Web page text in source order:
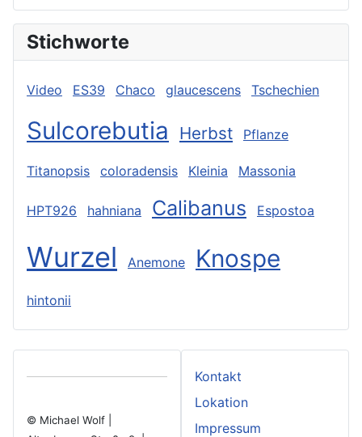
Stichworte
Video ES39 Chaco glaucescens Tschechien
Sulcorebutia Herbst Pflanze
Titanopsis coloradensis Kleinia Massonia
HPT926 hahniana Calibanus Espostoa
Wurzel Anemone Knospe
hintonii
© Michael Wolf |
Kontakt
Lokation
Impressum